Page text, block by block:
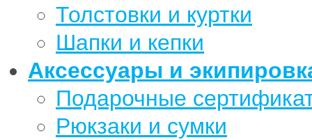
Толстовки и куртки
Шапки и кепки
Аксессуары и
Подарочные
Рюкзаки и сумки